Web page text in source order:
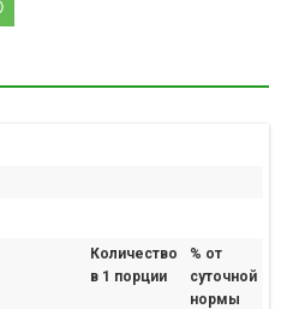
Количество
в 1 порции
% от
суточной
нормы